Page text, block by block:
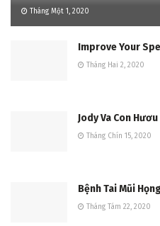
Tháng Một 1, 2020
Improve Your
Tháng Hai 2, 2020
Jody Va Con
Tháng Chín 15, 2020
Bệnh Tai Mũi
Tháng Tám 22, 2020